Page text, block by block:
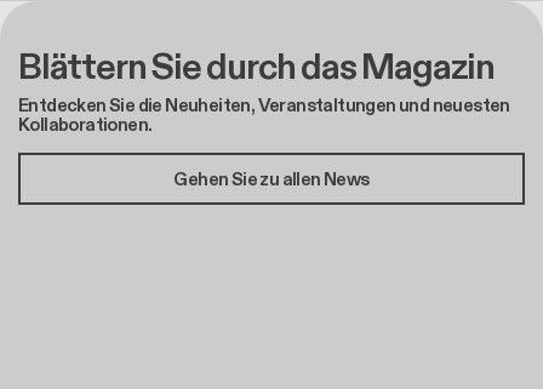
Blättern Sie durch das Magazin
Entdecken Sie die Neuheiten, Veranstaltungen und neuesten
Kollaborationen.
Gehen Sie zu allen News